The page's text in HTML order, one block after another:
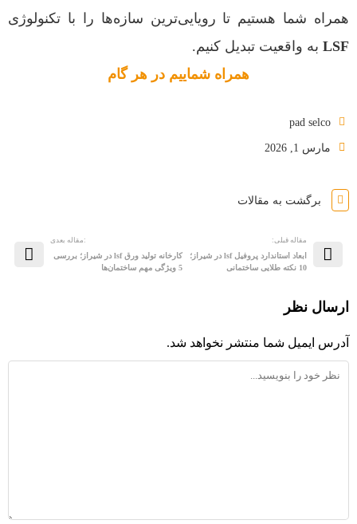
همراه شما هستیم تا رویایی‌ترین سازه‌ها را با تکنولوژی
LSFبه واقعیت تبدیل کنیم.
همراه شماییم در هر گام
pad selco
مارس 1, 2026
برگشت به مقالات
مقاله قبلی:
ابعاد استاندارد پروفیل lsf در شیراز؛
10 نکته طلایی ساختمانی
:مقاله بعدی
کارخانه تولید ورق lsf در شیراز؛ بررسی
5 ویژگی مهم ساختمان‌ها
ارسال نظر
آدرس ایمیل شما منتشر نخواهد شد.